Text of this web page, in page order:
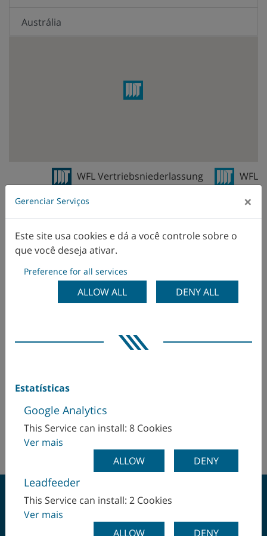
Austrália
Cingapura
Corea
Emirados Árabes Unidos
Espanha
França
Hungria
WFL Vertriebsniederlassung
WFL
WFL Millturn Technologies GmbH & Co. KG
Ucrânia
stefan.habinger(at)wfl.at
+43 732 6913/8786
+43 (664) 5439 058
http://www.wfl.at
Gerenciar Serviços ×
Este site usa cookies e dá a você controle sobre o
que você deseja ativar.
Preference for all services
ALLOW ALL DENY ALL
Estatísticas
Google Analytics
This Service can install: 8 Cookies
Ver mais
ALLOW
DENY
Leadfeeder
This Service can install: 2 Cookies
Ver mais
ALLOW
DENY